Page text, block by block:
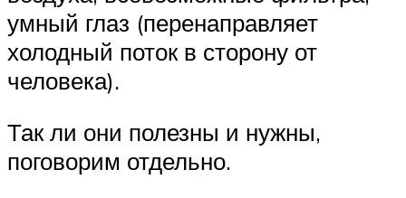
умный глаз (перенаправляет
холодный поток в сторону от
человека).
Так ли они полезны и нужны,
поговорим отдельно.